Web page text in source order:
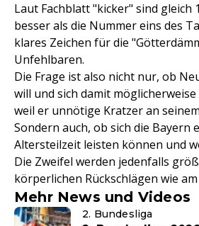
Laut Fachblatt "kicker" sind
besser als die Nummer eins des
klares Zeichen für die
Unfehlbaren.
Die Frage ist also nicht nur, ob
will und sich damit
weil er unnötige Kratzer an
Sondern auch, ob sich die Bayern
Altersteilzeit leisten können und
Die Zweifel werden jedenfalls
körperlichen Rückschlägen wie
Mehr News und Videos
2. Bundesliga